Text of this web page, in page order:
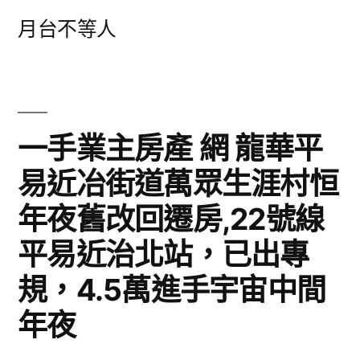
月台不等人
一手業主房產 網 龍華平
易近冶街道萬眾生涯村恒
年夜舊改回遷房,22號線
平易近治北站，已出專
規，4.5萬進手宇宙中間
年夜